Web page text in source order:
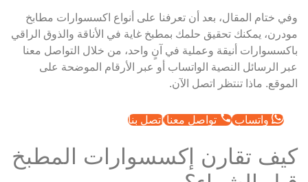
وفي ختام المقال، بعد أن تعرفنا على أنواع اكسسوارات مطابخ
مودرن، يمكنك تحقيق حلمك بمطبخ غاية في الأناقة والذوق الراقي
باكسسوارات أنيقة وعملية في آنٍ واحد، من خلال التواصل معنا
عبر الرسائل النصية الواتساب أو عبر الأرقام الموضحة على
الموقع. ماذا تنتظر اتصل الآن.
واتساب تواصل معنا اتصل بنا
كيف تقارن إكسسوارات المطبخ